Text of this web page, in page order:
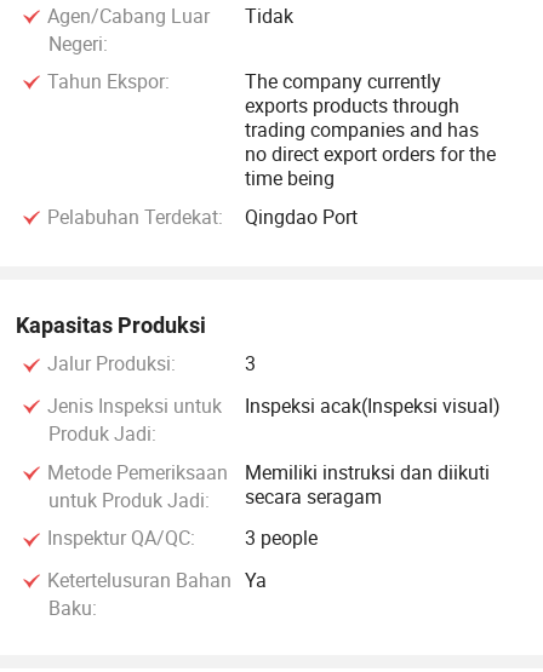
Agen/Cabang Luar
Negeri:
Tidak
Tahun Ekspor:
The company currently
exports products through
trading companies and has
no direct export orders for the
time being
Pelabuhan Terdekat:
Qingdao Port
Kapasitas Produksi
Jalur Produksi:
3
Jenis Inspeksi untuk
Produk Jadi:
Inspeksi acak(Inspeksi visual)
Metode Pemeriksaan
untuk Produk Jadi:
Memiliki instruksi dan diikuti
secara seragam
Inspektur QA/QC:
3 people
Ketertelusuran Bahan
Baku:
Ya